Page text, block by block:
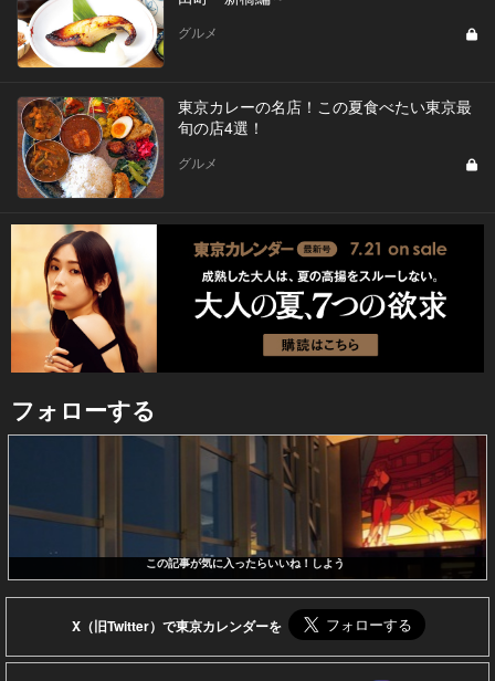
グルメ
東京カレーの名店！この夏食べたい東京最
旬の店4選！
グルメ
フォローする
この記事が気に入ったらいいね！しよう
X（旧Twitter）で東京カレンダーを